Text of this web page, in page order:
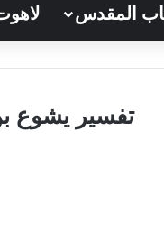
المقدس
تفسير يشوع بن سيراخ ٢٨